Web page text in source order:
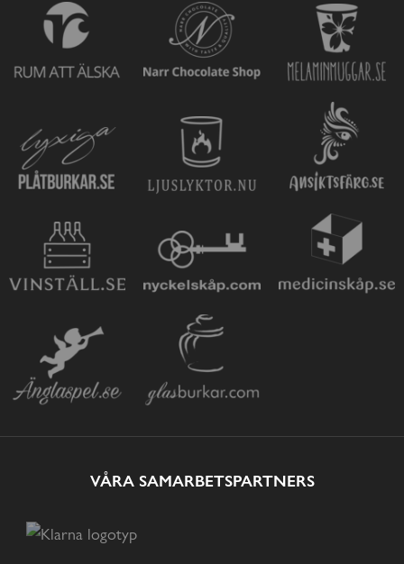
VÅRA SAMARBETSPARTNERS